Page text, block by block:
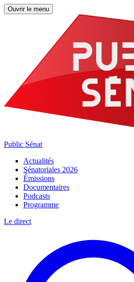
Ouvrir le menu
Public Sénat
Actualités
Sénatoriales 2026
Émissions
Documentaires
Podcasts
Programme
Le direct